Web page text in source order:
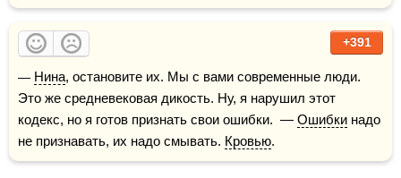
+391
Нина, остановите их. Мы с вами современные люди.
Это же средневековая дикость. Ну, я нарушил этот
кодекс, но я готов признать свои ошибки.  — Ошибки надо
не признавать, их надо смывать. Кровью.